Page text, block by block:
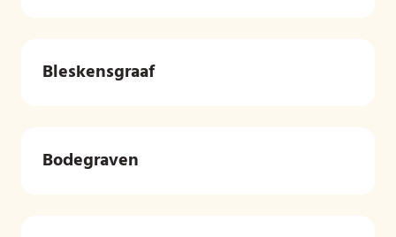
Bleskensgraaf
Bodegraven